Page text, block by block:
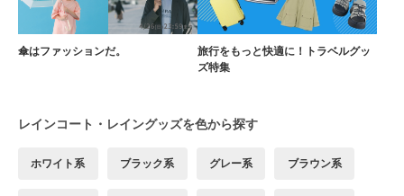
傘はファッションだ。
旅行をもっと快適に！トラベルグッ
ズ特集
レインコート・レイングッズを色から探す
ホワイト系 ブラック系 グレー系 ブラウン系